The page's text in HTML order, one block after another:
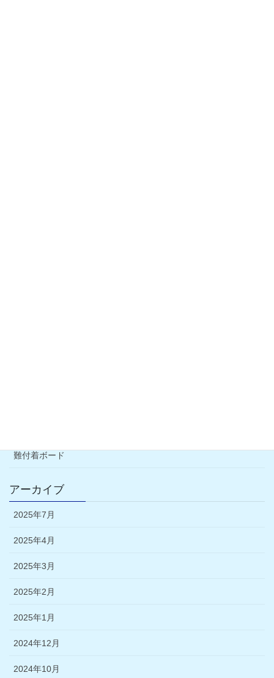
難付着ボード
アーカイブ
2025年7月
2025年4月
2025年3月
2025年2月
2025年1月
2024年12月
2024年10月